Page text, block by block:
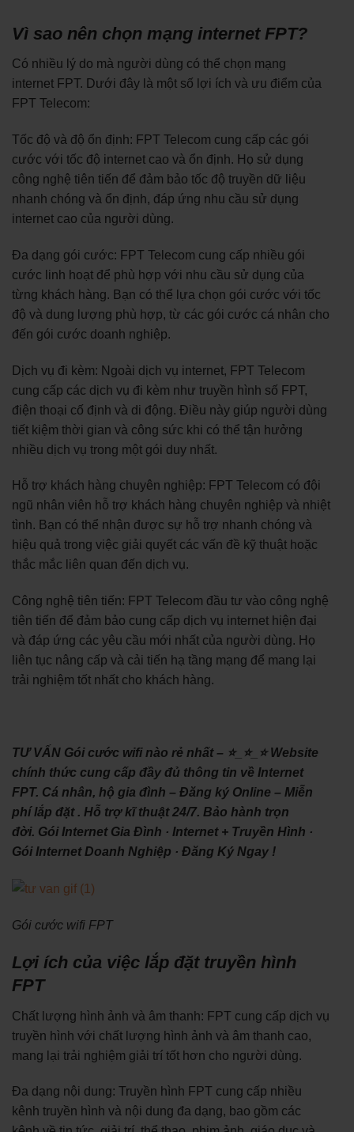
Vì sao nên chọn mạng internet FPT?
Có nhiều lý do mà người dùng có thể chọn mạng
internet FPT. Dưới đây là một số lợi ích và ưu điểm của
FPT Telecom:
Tốc độ và độ ổn định: FPT Telecom cung cấp các gói
cước với tốc độ internet cao và ổn định. Họ sử dụng
công nghệ tiên tiến để đảm bảo tốc độ truyền dữ liệu
nhanh chóng và ổn định, đáp ứng nhu cầu sử dụng
internet cao của người dùng.
Đa dạng gói cước: FPT Telecom cung cấp nhiều gói
cước linh hoạt để phù hợp với nhu cầu sử dụng của
từng khách hàng. Bạn có thể lựa chọn gói cước với tốc
độ và dung lượng phù hợp, từ các gói cước cá nhân cho
đến gói cước doanh nghiệp.
Dịch vụ đi kèm: Ngoài dịch vụ internet, FPT Telecom
cung cấp các dịch vụ đi kèm như truyền hình số FPT,
điện thoại cố định và di động. Điều này giúp người dùng
tiết kiệm thời gian và công sức khi có thể tận hưởng
nhiều dịch vụ trong một gói duy nhất.
Hỗ trợ khách hàng chuyên nghiệp: FPT Telecom có đội
ngũ nhân viên hỗ trợ khách hàng chuyên nghiệp và nhiệt
tình. Bạn có thể nhận được sự hỗ trợ nhanh chóng và
hiệu quả trong việc giải quyết các vấn đề kỹ thuật hoặc
thắc mắc liên quan đến dịch vụ.
Công nghệ tiên tiến: FPT Telecom đầu tư vào công nghệ
tiên tiến để đảm bảo cung cấp dịch vụ internet hiện đại
và đáp ứng các yêu cầu mới nhất của người dùng. Họ
liên tục nâng cấp và cải tiến hạ tầng mạng để mang lại
trải nghiệm tốt nhất cho khách hàng.
TƯ VẤN Gói cước wifi nào rẻ nhất – ⭐_⭐_⭐ Website
chính thức cung cấp đầy đủ thông tin về Internet
FPT. Cá nhân, hộ gia đình – Đăng ký Online – Miễn
phí lắp đặt . Hỗ trợ kĩ thuật 24/7. Bảo hành trọn
đời. ‎Gói Internet Gia Đình · ‎Internet + Truyền Hình ·
‎Gói Internet Doanh Nghiệp · ‎Đăng Ký Ngay !
Gói cước wifi FPT
Lợi ích của việc lắp đặt truyền hình
FPT
Chất lượng hình ảnh và âm thanh: FPT cung cấp dịch vụ
truyền hình với chất lượng hình ảnh và âm thanh cao,
mang lại trải nghiệm giải trí tốt hơn cho người dùng.
Đa dạng nội dung: Truyền hình FPT cung cấp nhiều
kênh truyền hình và nội dung đa dạng, bao gồm các